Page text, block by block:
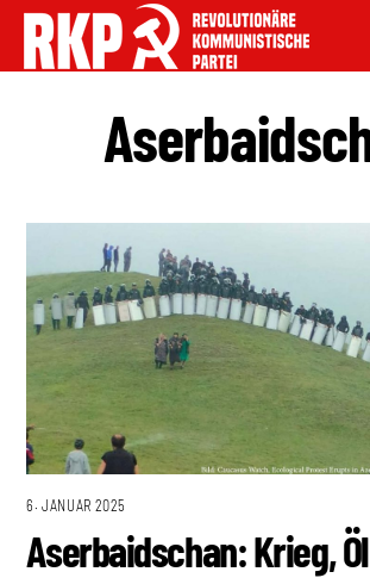
6. JANUAR 2025
Aserbaidschan: Krieg,